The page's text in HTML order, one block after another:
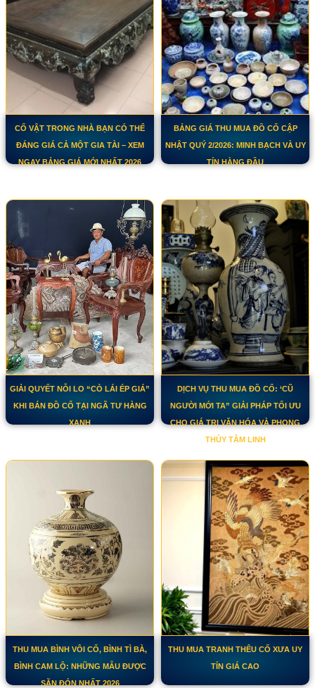
CỔ VẬT TRONG NHÀ BẠN CÓ THỂ
ĐÁNG GIÁ CẢ MỘT GIA TÀI – XEM
NGAY BẢNG GIÁ MỚI NHẤT 2026
BẢNG GIÁ THU MUA ĐỒ CỔ CẬP
NHẬT QUÝ 2/2026: MINH BẠCH VÀ UY
TÍN HÀNG ĐẦU
GIẢI QUYẾT NỖI LO “CÒ LÁI ÉP GIÁ”
KHI BÁN ĐỒ CỔ TẠI NGÃ TƯ HÀNG
XANH
DỊCH VỤ THU MUA ĐỒ CỔ: ‘CŨ
NGƯỜI MỚI TA” GIẢI PHÁP TỐI ƯU
CHO GIÁ TRỊ VĂN HÓA VÀ PHONG
THỦY TÂM LINH
THU MUA BÌNH VÔI CỔ, BÌNH TÌ BÀ,
BÌNH CAM LỘ: NHỮNG MẪU ĐƯỢC
SĂN ĐÓN NHẤT 2026
THU MUA TRANH THÊU CỔ XƯA UY
TÍN GIÁ CAO